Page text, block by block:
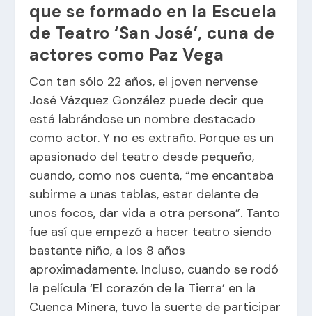
que se formado en la Escuela
de Teatro ‘San José’, cuna de
actores como Paz Vega
Con tan sólo 22 años, el joven nervense
José Vázquez González puede decir que
está labrándose un nombre destacado
como actor. Y no es extraño. Porque es un
apasionado del teatro desde pequeño,
cuando, como nos cuenta, “me encantaba
subirme a unas tablas, estar delante de
unos focos, dar vida a otra persona”. Tanto
fue así que empezó a hacer teatro siendo
bastante niño, a los 8 años
aproximadamente. Incluso, cuando se rodó
la película ‘El corazón de la Tierra’ en la
Cuenca Minera, tuvo la suerte de participar